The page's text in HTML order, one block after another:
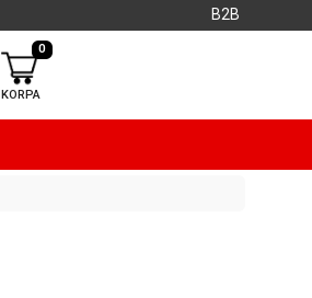
B2B
KORPA
0